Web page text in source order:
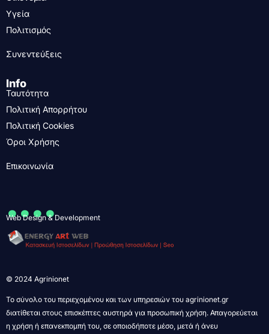
Υγεία
Πολιτισμός
Συνεντεύξεις
Info
Ταυτότητα
Πολιτική Απορρήτου
Πολιτική Cookies
Όροι Χρήσης
Επικοινωνία
....
Web Design & Development
© 2024 Agrinionet
Το σύνολο του περιεχομένου και των υπηρεσιών του agrinionet.gr
διατίθεται στους επισκέπτες αυστηρά για προσωπική χρήση. Απαγορεύεται
η χρήση ή επανεκπομπή του, σε οποιοδήποτε μέσο, μετά ή άνευ